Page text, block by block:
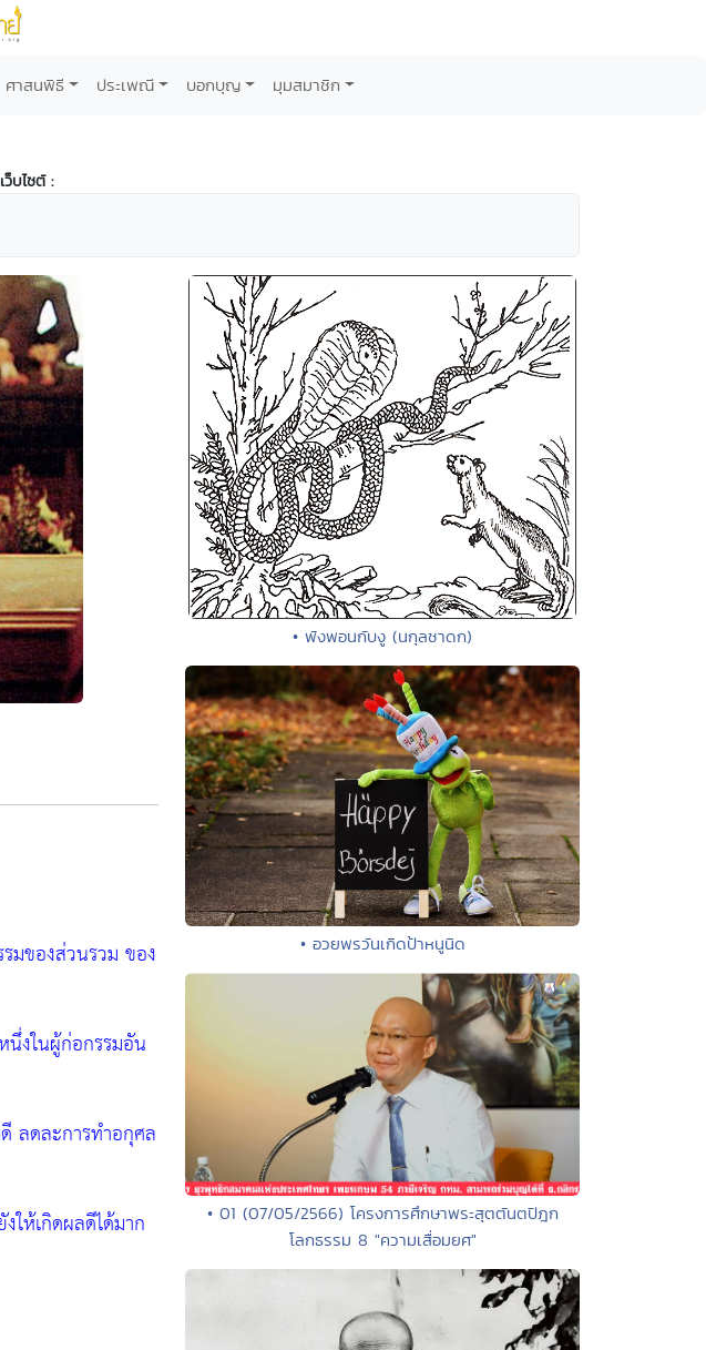
ศาสนพิธี ประเพณี บอกบุญ มุมสมาชิก
ว็บไซต์ :
มของส่วนรวม ของ
นึ่งในผู้ก่อกรรมอัน
ลดละการทำอกุศล
ให้เกิดผลดีได้มาก
• พังพอนกับงู (นกุลชาดก)
• อวยพรวันเกิดป้าหนูนิด
• 01 (07/05/2566) โครงการศึกษาพระสุตตันตปิฎก
โลกธรรม 8 "ความเสื่อมยศ"